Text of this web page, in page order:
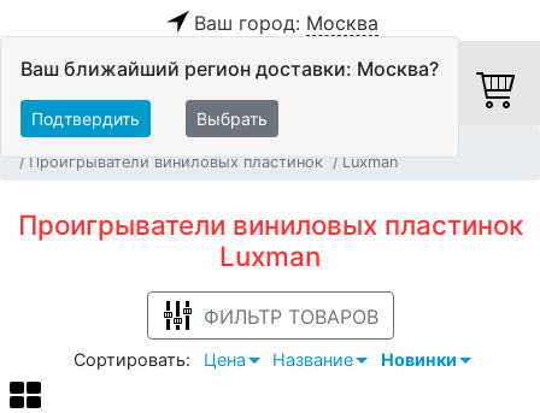
Ваш город: Москва
Ваш ближайший регион доставки: Москва?
Подтвердить Выбрать
Проигрыватели виниловых пластинок
Luxman
Проигрыватели виниловых пластинок
Luxman
ФИЛЬТР ТОВАРОВ
Сортировать: Цена Название Новинки